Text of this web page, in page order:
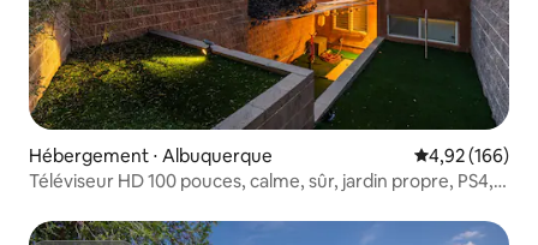
Hébergement ⋅ Albuquerque Évaluation
4,92 (166)
Téléviseur HD 100 pouces, calme, sûr, jardin propre, PS4,